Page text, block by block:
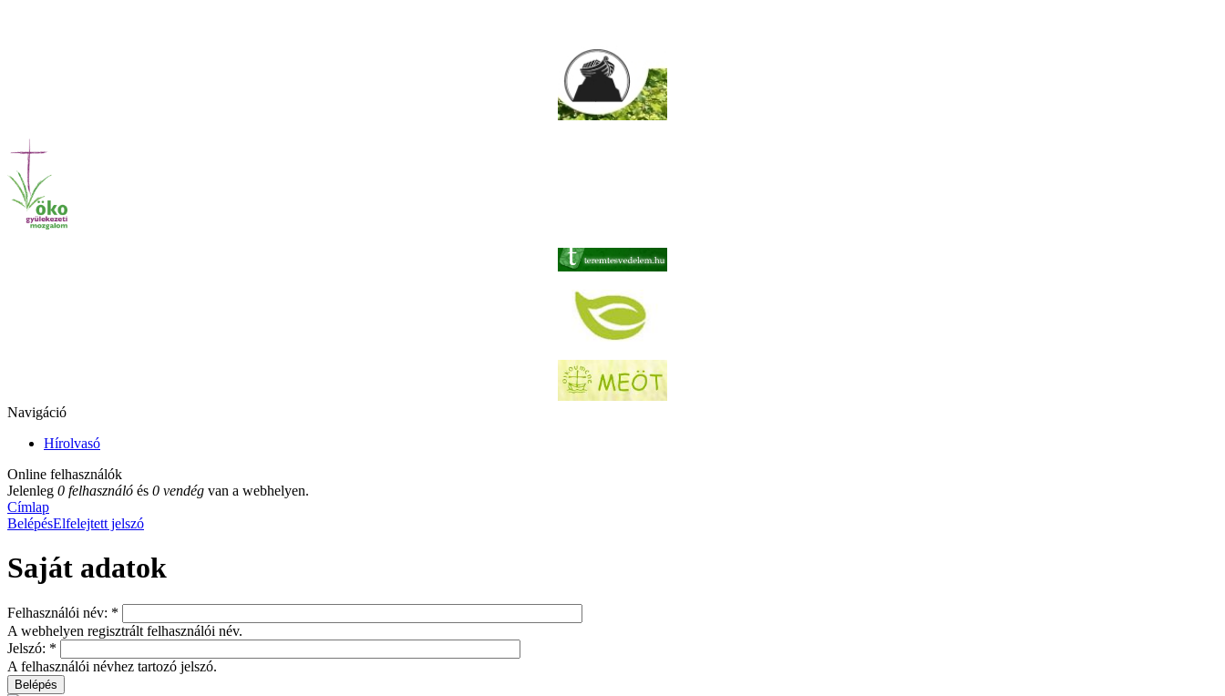
Navigáció
Hírolvasó
Online felhasználók
Jelenleg 0 felhasználó és 0 vendég van a webhelyen.
Címlap
BelépésElfelejtett jelszó
Saját adatok
Felhasználói név: *
A webhelyen regisztrált felhasználói név.
Jelszó: *
A felhasználói névhez tartozó jelszó.
Belépés